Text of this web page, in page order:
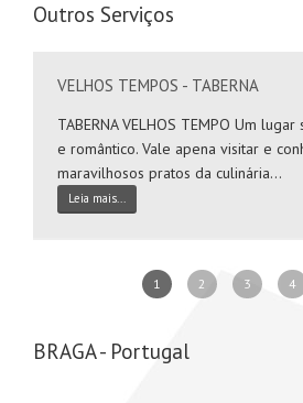
Apoio a Maternidade
Clínica do Desenvolvimento
Clínica Terapêutica
Cosméticos
Fisioterapeuta-Quiropraxia
Serviços Especializados
Advogados/Escritório de
Outros Serviços
VELHOS TEMPOS - TABERNA
TABERNA VELHOS TEMPO Um
e romântico. Vale apena visitar e
maravilhosos pratos da culinária...
Leia mais...
1 2 3 4
BRAGA - Portugal